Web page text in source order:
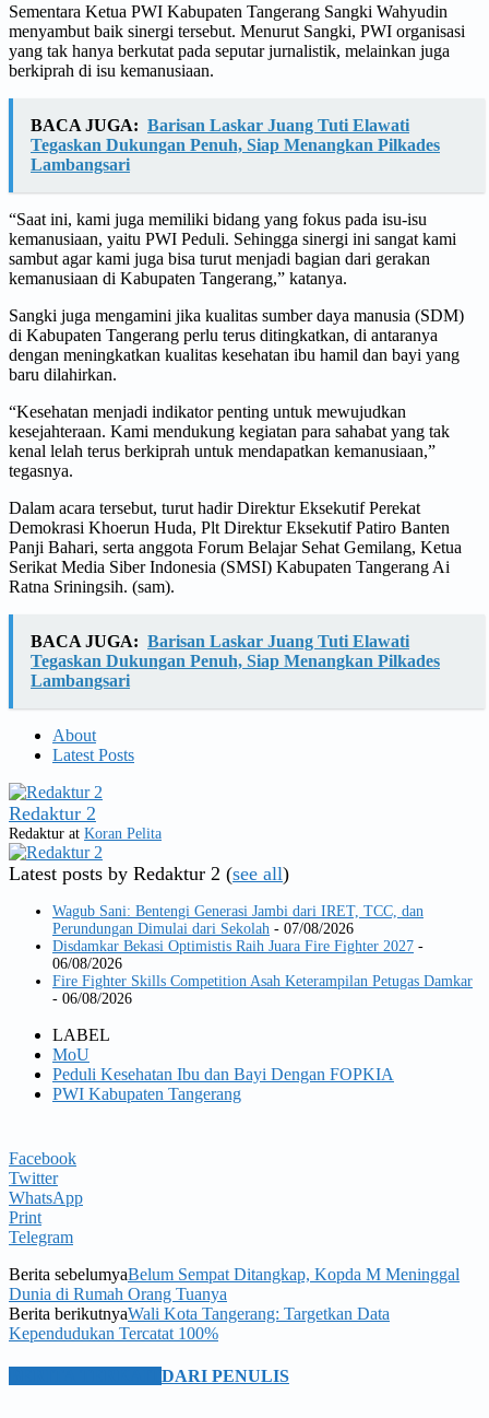
Sementara Ketua PWI Kabupaten Tangerang Sangki Wahyudin
menyambut baik sinergi tersebut. Menurut Sangki, PWI organisasi
yang tak hanya berkutat pada seputar jurnalistik, melainkan juga
berkiprah di isu kemanusiaan.
BACA JUGA: Barisan Laskar Juang Tuti Elawati
Tegaskan Dukungan Penuh, Siap Menangkan Pilkades
Lambangsari
“Saat ini, kami juga memiliki bidang yang fokus pada isu-isu
kemanusiaan, yaitu PWI Peduli. Sehingga sinergi ini sangat kami
sambut agar kami juga bisa turut menjadi bagian dari gerakan
kemanusiaan di Kabupaten Tangerang,” katanya.
Sangki juga mengamini jika kualitas sumber daya manusia (SDM)
di Kabupaten Tangerang perlu terus ditingkatkan, di antaranya
dengan meningkatkan kualitas kesehatan ibu hamil dan bayi yang
baru dilahirkan.
“Kesehatan menjadi indikator penting untuk mewujudkan
kesejahteraan. Kami mendukung kegiatan para sahabat yang tak
kenal lelah terus berkiprah untuk mendapatkan kemanusiaan,”
tegasnya.
Dalam acara tersebut, turut hadir Direktur Eksekutif Perekat
Demokrasi Khoerun Huda, Plt Direktur Eksekutif Patiro Banten
Panji Bahari, serta anggota Forum Belajar Sehat Gemilang, Ketua
Serikat Media Siber Indonesia (SMSI) Kabupaten Tangerang Ai
Ratna Sriningsih. (sam).
BACA JUGA: Barisan Laskar Juang Tuti Elawati
Tegaskan Dukungan Penuh, Siap Menangkan Pilkades
Lambangsari
About
Latest Posts
Redaktur 2
Redaktur at Koran Pelita
Latest posts by Redaktur 2 (see all)
Wagub Sani: Bentengi Generasi Jambi dari IRET, TCC, dan
Perundungan Dimulai dari Sekolah - 07/08/2026
Disdamkar Bekasi Optimistis Raih Juara Fire Fighter 2027 -
06/08/2026
Fire Fighter Skills Competition Asah Keterampilan Petugas Damkar
- 06/08/2026
LABEL
MoU
Peduli Kesehatan Ibu dan Bayi Dengan FOPKIA
PWI Kabupaten Tangerang
Facebook
Twitter
WhatsApp
Print
Telegram
Berita sebelumyaBelum Sempat Ditangkap, Kopda M Meninggal
Dunia di Rumah Orang Tuanya
Berita berikutnyaWali Kota Tangerang: Targetkan Data
Kependudukan Tercatat 100%
DARI PENULIS